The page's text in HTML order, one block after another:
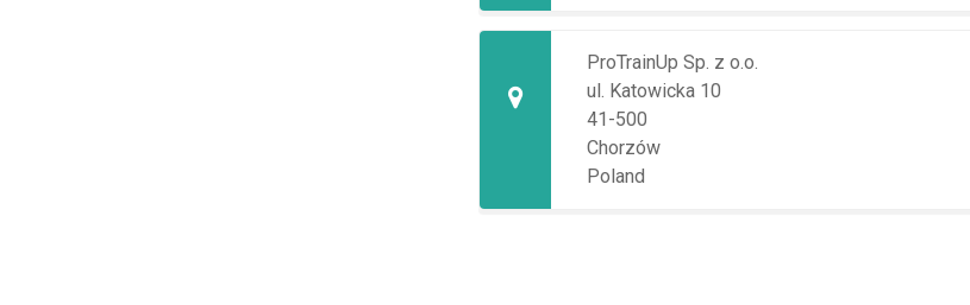
ProTrainUp Sp. z o.o.
ul. Katowicka 10
41-500
Chorzów
Poland